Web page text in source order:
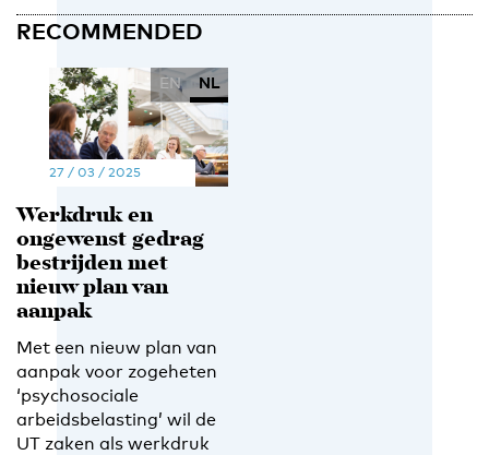
RECOMMENDED
EN NL
27 / 03 / 2025
Werkdruk en
ongewenst gedrag
bestrijden met
nieuw plan van
aanpak
Met een nieuw plan van
aanpak voor zogeheten
‘psychosociale
arbeidsbelasting’ wil de
UT zaken als werkdruk